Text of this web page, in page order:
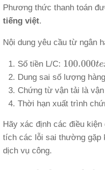
Phương thức thanh toán
tiếng việt.
Nội dung yêu cầu từ ngân
Số tiền L/C:
USD}
100.000te
Dung sai số lượng
Chứng từ vận tải là
Thời hạn xuất trình
Hãy xác định các điều
tích các lỗi sai thường gặp
dịch vụ công.